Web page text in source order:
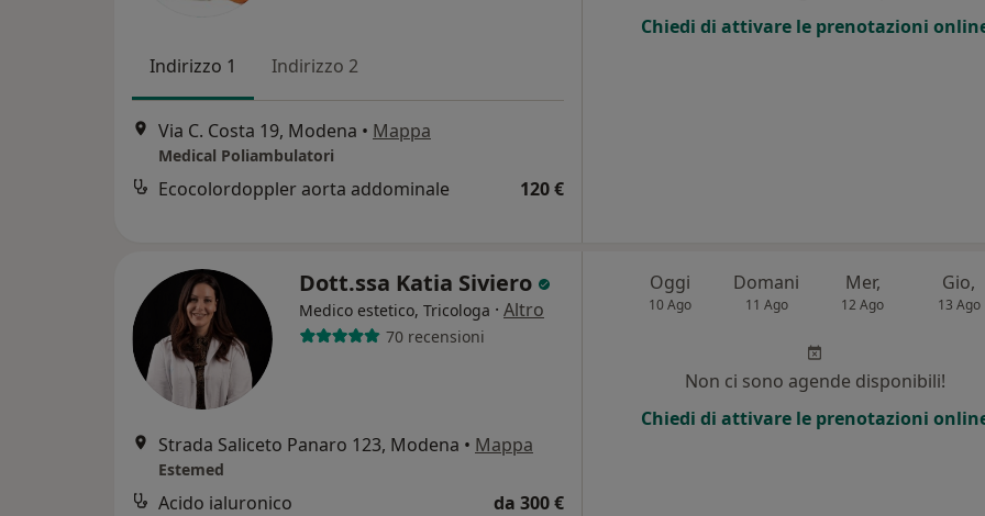
Indirizzo 1 Indirizzo 2
Via C. Costa 19, Modena • Mappa
Medical Poliambulatori
Ecocolordoppler aorta addominale 120 €
Chiedi di attivare le prenotazioni
Dott.ssa Katia Siviero
Medico estetico, Tricologa · Altro
70 recensioni
Strada Saliceto Panaro 123, Modena • Mappa
Estemed
Acido ialuronico da 300 €
Oggi
10 Ago
Domani
11 Ago
Mer,
12 Ago
Gio,
13 Ago
Non ci sono agende disponibili!
Chiedi di attivare le prenotazioni